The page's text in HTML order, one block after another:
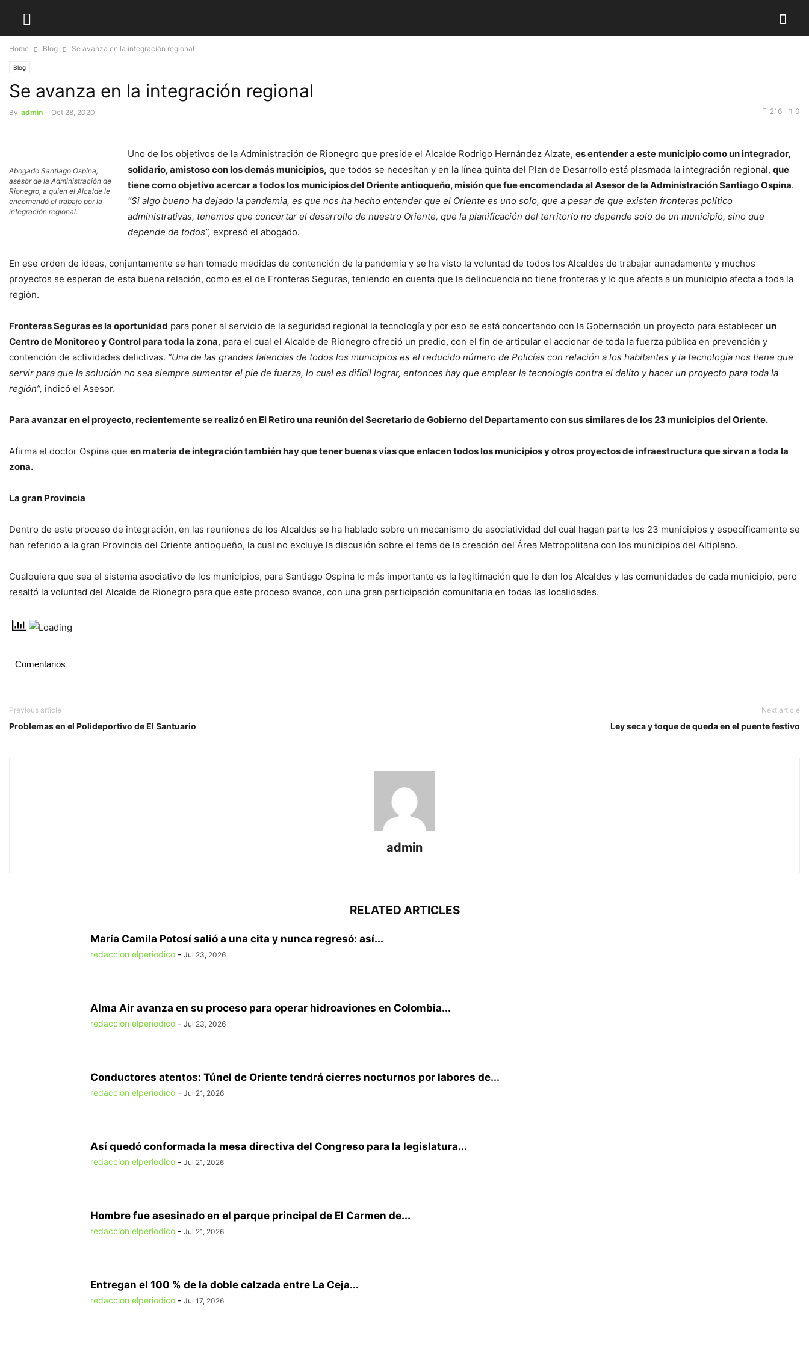
Home Blog Se avanza en la integración regional
Blog
Se avanza en la integración regional
By admin - Oct 28, 2020 0
216
Abogado Santiago Ospina,
asesor de la Administración de
Rionegro, a quien el Alcalde le
encomendó el trabajo por la
integración regional.
Uno de los objetivos de la Administración de Rionegro que preside el Alcalde Rodrigo Hernández Alzate, es entender a este municipio como un integrador,
solidario, amistoso con los demás municipios, que todos se necesitan y en la línea quinta del Plan de Desarrollo está plasmada la integración regional, que
tiene como objetivo acercar a todos los municipios del Oriente antioqueño, misión que fue encomendada al Asesor de la Administración Santiago Ospina.
“Si algo bueno ha dejado la pandemia, es que nos ha hecho entender que el Oriente es uno solo, que a pesar de que existen fronteras político
administrativas, tenemos que concertar el desarrollo de nuestro Oriente, que la planificación del territorio no depende solo de un municipio, sino que
depende de todos”, expresó el abogado.
En ese orden de ideas, conjuntamente se han tomado medidas de contención de la pandemia y se ha visto la voluntad de todos los Alcaldes de trabajar aunadamente y muchos
proyectos se esperan de esta buena relación, como es el de Fronteras Seguras, teniendo en cuenta que la delincuencia no tiene fronteras y lo que afecta a un municipio afecta a toda la
región.
Fronteras Seguras es la oportunidad para poner al servicio de la seguridad regional la tecnología y por eso se está concertando con la Gobernación un proyecto para establecer un
Centro de Monitoreo y Control para toda la zona, para el cual el Alcalde de Rionegro ofreció un predio, con el fin de articular el accionar de toda la fuerza pública en prevención y
contención de actividades delictivas. “Una de las grandes falencias de todos los municipios es el reducido número de Policías con relación a los habitantes y la tecnología nos tiene que
servir para que la solución no sea siempre aumentar el pie de fuerza, lo cual es difícil lograr, entonces hay que emplear la tecnología contra el delito y hacer un proyecto para toda la
región”, indicó el Asesor.
Para avanzar en el proyecto, recientemente se realizó en El Retiro una reunión del Secretario de Gobierno del Departamento con sus similares de los 23 municipios del Oriente.
Afirma el doctor Ospina que en materia de integración también hay que tener buenas vías que enlacen todos los municipios y otros proyectos de infraestructura que sirvan a toda la
zona.
La gran Provincia
Dentro de este proceso de integración, en las reuniones de los Alcaldes se ha hablado sobre un mecanismo de asociatividad del cual hagan parte los 23 municipios y específicamente se
han referido a la gran Provincia del Oriente antioqueño, la cual no excluye la discusión sobre el tema de la creación del Área Metropolitana con los municipios del Altiplano.
Cualquiera que sea el sistema asociativo de los municipios, para Santiago Ospina lo más importante es la legitimación que le den los Alcaldes y las comunidades de cada municipio, pero
resaltó la voluntad del Alcalde de Rionegro para que este proceso avance, con una gran participación comunitaria en todas las localidades.
Comentarios
Previous article
Problemas en el Polideportivo de El Santuario
Next article
Ley seca y toque de queda en el puente festivo
admin
RELATED ARTICLES
María Camila Potosí salió a una cita y nunca regresó: así...
redaccion elperiodico - Jul 23, 2026
Alma Air avanza en su proceso para operar hidroaviones en Colombia...
redaccion elperiodico - Jul 23, 2026
Conductores atentos: Túnel de Oriente tendrá cierres nocturnos por labores de...
redaccion elperiodico - Jul 21, 2026
Así quedó conformada la mesa directiva del Congreso para la legislatura...
redaccion elperiodico - Jul 21, 2026
Hombre fue asesinado en el parque principal de El Carmen de...
redaccion elperiodico - Jul 21, 2026
Entregan el 100 % de la doble calzada entre La Ceja...
redaccion elperiodico - Jul 17, 2026